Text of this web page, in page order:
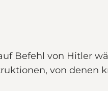
Befehl von Hitler
von denen